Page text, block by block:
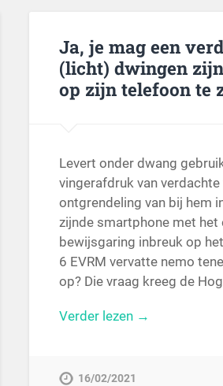
Ja, je mag een
(licht) dwingen
op zijn telefoon te
Levert onder dwang
vingerafdruk van
ontgrendeling van bij hem
zijnde smartphone met het
bewijsgaring inbreuk op
6 EVRM vervatte nemo
op? Die vraag kreeg de
Verder lezen →
16/02/2021